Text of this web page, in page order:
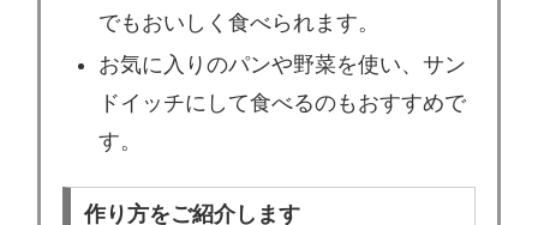
でもおいしく食べられます。
お気に入りのパンや野菜を使い、サン
ドイッチにして食べるのもおすすめで
す。
作り方をご紹介します